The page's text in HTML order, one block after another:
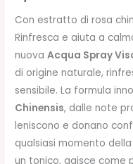
Con estratto di rosa
Rinfresca e aiuta a
nuovaAcqua Spray
di origine naturale,
sensibile. La formula
Chinensis, dalle note
leniscono e donano
qualsiasi momento
un tonico, agisce come